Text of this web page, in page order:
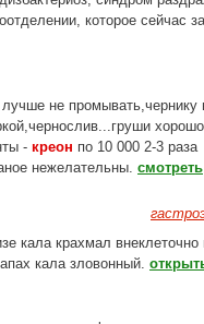
которое сейчас
не
хорошо
- креон по 10 000 2-3 раза
нежелательны. смотреть
кала крахмал внеклеточно
кала зловонный.